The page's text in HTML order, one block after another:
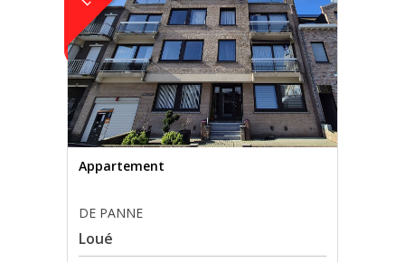
Appartement
DE PANNE
Loué